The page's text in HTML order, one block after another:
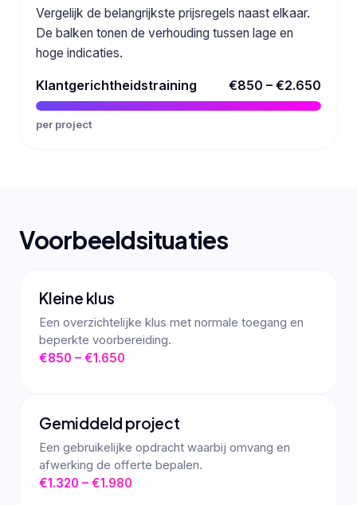
Vergelijk de belangrijkste prijsregels naast elkaar.
De balken tonen de verhouding tussen lage en
hoge indicaties.
Klantgerichtheidstraining €850 – €2.650
per project
Voorbeeldsituaties
Kleine klus
Een overzichtelijke klus met normale toegang en
beperkte voorbereiding.
€850 – €1.650
Gemiddeld project
Een gebruikelijke opdracht waarbij omvang en
afwerking de offerte bepalen.
€1.320 – €1.980